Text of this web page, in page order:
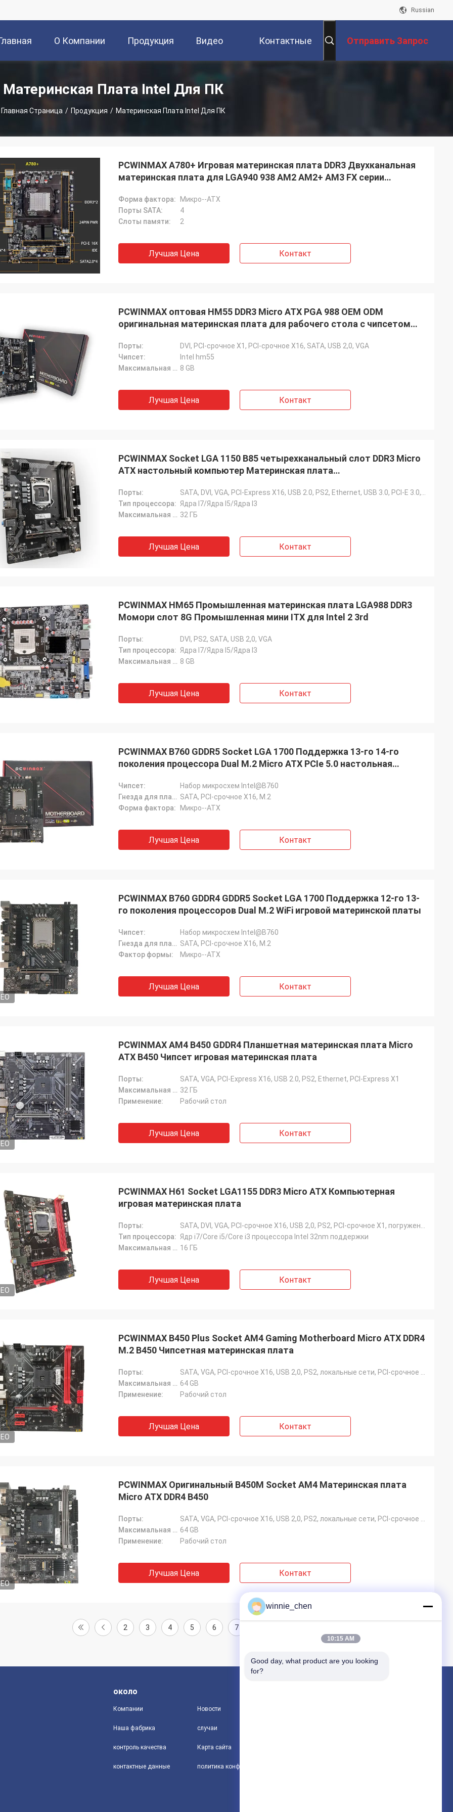
Russian
О Компании Продукция Видео Контактные Отправить Запрос
Материнская Плата Intel Для ПК
Главная Страница / Продукция / Материнская Плата Intel Для ПК
СТС перерабатывает
компания!! У них лучший
лучшей цене!
PCWINMAX A780+ Игровая материнская плата DDR3 Двухканальная
материнская плата для LGA940 938 AM2 AM2+ AM3 FX серии
Форма фактора:
Микро--ATX
Порты SATA:
4
Слоты памяти:
2
Лучшая Цена Контакт
PCWINMAX оптовая HM55 DDR3 Micro ATX PGA 988 OEM ODM
оригинальная материнская плата для рабочего стола с чипсетом
Порты:
DVI, PCI-срочное X1, PCI-срочное X16, SATA, USB 2,0, VGA
Чипсет:
Intel hm55
Максимальная емкость Ram: 8 GB
Лучшая Цена Контакт
PCWINMAX Socket LGA 1150 B85 четырехканальный слот DDR3 Micro
ATX настольный компьютер Материнская плата
Порты:
Тип процессора: Ядра I7/Ядра I5/Ядра I3
Максимальная емкость Ram: 32 ГБ
Лучшая Цена Контакт
PCWINMAX HM65 Промышленная материнская плата LGA988 DDR3
Момори слот 8G Промышленная мини ITX для Intel 2 3rd
Порты:
DVI, PS2, SATA, USB 2,0, VGA
Тип процессора: Ядра I7/Ядра I5/Ядра I3
Максимальная емкость Ram: 8 GB
Лучшая Цена Контакт
PCWINMAX B760 GDDR5 Socket LGA 1700 Поддержка 13-го 14-го
поколения процессора Dual M.2 Micro ATX PCIe 5.0 настольная
Чипсет:
Набор микросхем InteI@B760
Гнезда для платы расширения: SATA, PCI-срочное X16, M.2
Форма фактора:
Микро--ATX
Лучшая Цена Контакт
PCWINMAX B760 GDDR4 GDDR5 Socket LGA 1700 Поддержка 12-го 13-
го поколения процессоров Dual M.2 WiFi игровой материнской платы
Чипсет:
Набор микросхем InteI@B760
Гнезда для платы расширения: SATA, PCI-срочное X16, M.2
Фактор формы:
Микро--ATX
Лучшая Цена Контакт
PCWINMAX AM4 B450 GDDR4 Планшетная материнская плата Micro
ATX B450 Чипсет игровая материнская плата
Порты:
SATA, VGA, PCI-Express X16, USB 2.0, PS2, Ethernet, PCI-Express X1
Максимальная емкость Ram: 32 ГБ
Применение:
Рабочий стол
Лучшая Цена Контакт
PCWINMAX H61 Socket LGA1155 DDR3 Micro ATX Компьютерная
игровая материнская плата
Порты:
Тип процессора: Ядр i7/Core i5/Core i3 процессора Intel 32nm поддержки
Максимальная емкость Ram: 16 ГБ
Лучшая Цена Контакт
PCWINMAX B450 Plus Socket AM4 Gaming Motherboard Micro ATX DDR4
M.2 B450 Чипсетная материнская плата
Порты:
Максимальная емкость Ram: 64 GB
Применение:
Рабочий стол
Лучшая Цена Контакт
PCWINMAX Оригинальный B450M Socket AM4 Материнская плата
Micro ATX DDR4 B450
Порты:
Максимальная емкость Ram: 64 GB
Применение:
Рабочий стол
Лучшая Цена Контакт
2 3 4 5 6 7
около
Компании
Наша фабрика
контроль качества
контактные данные
Новости
случаи
Карта сайта
winnie_chen
10:15 AM
Good day, what product are you looking
for?